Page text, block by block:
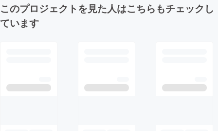
このプロジェクトを見た人はこちらもチェックし
ています